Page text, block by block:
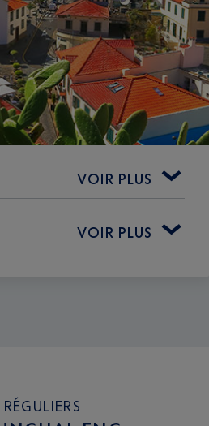
VOIR PLUS
VOIR PLUS